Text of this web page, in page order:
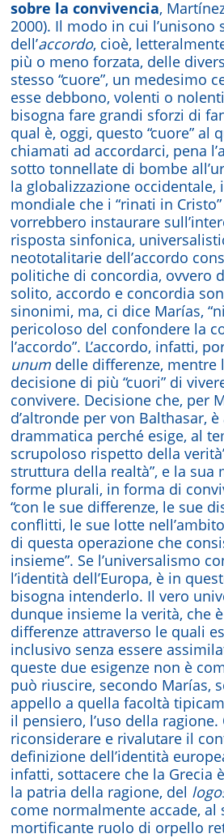
sobre la convivencia,
2000). Il modo in cui
dell’accordo, cioè,
più o meno forzata, delle
stesso “cuore”, un medesimo
esse debbono, volenti o
bisogna fare grandi sforzi di
qual è, oggi, questo “cuore” al
chiamati ad accordarci, pena
sotto tonnellate di bombe
la globalizzazione
mondiale che i “rinati in
vorrebbero instaurare
risposta sinfonica,
neototalitarie dell’accordo
politiche di concordia, ovvero
solito, accordo e concordia
sinonimi, ma, ci dice Marías,
pericoloso del confondere la
l’accordo”. L’accordo, infatti,
unum delle differenze, mentre
decisione di più “cuori” di
convivere. Decisione che, per
d’altronde per von Balthasar,
drammatica perché esige, al
scrupoloso rispetto della
struttura della realtà”, e la sua
forme plurali, in forma di
“con le sue differenze, le sue
conflitti, le sue lotte
di questa operazione che
insieme”. Se l’universalismo
l’identità dell’Europa, è in
bisogna intenderlo. Il vero
dunque insieme la verità, che
differenze attraverso le quali
inclusivo senza essere
queste due esigenze non è
può riuscire, secondo Marías,
appello a quella facoltà
il pensiero, l’uso della
riconsiderare e rivalutare il
definizione dell’identità
infatti, sottacere che la Grecia
la patria della ragione, del
come normalmente accade, al
mortificante ruolo di orpello